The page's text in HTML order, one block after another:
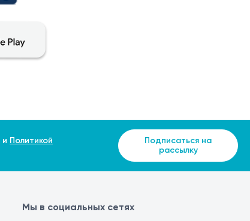
и Политикой
Подписаться на
рассылку
Мы в социальных сетях